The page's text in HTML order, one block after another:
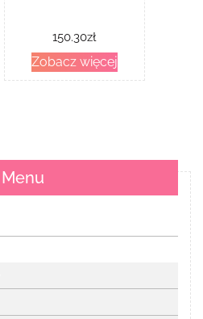
150.30zł
Zobacz więcej
Menu